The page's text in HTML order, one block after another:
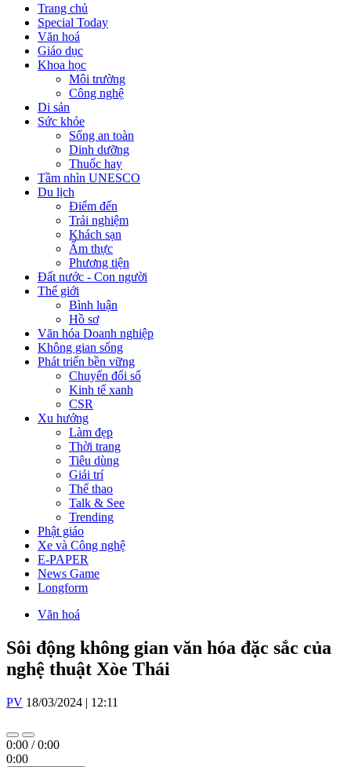
Trang chủ
Special Today
Văn hoá
Giáo dục
Khoa học
Môi trường
Công nghệ
Di sản
Sức khỏe
Sống an toàn
Dinh dưỡng
Thuốc hay
Tầm nhìn UNESCO
Du lịch
Điểm đến
Trải nghiệm
Khách sạn
Ẩm thực
Phương tiện
Đất nước - Con người
Thế giới
Bình luận
Hồ sơ
Văn hóa Doanh nghiệp
Không gian sống
Phát triển bền vững
Chuyển đổi số
Kinh tế xanh
CSR
Xu hướng
Làm đẹp
Thời trang
Tiêu dùng
Giải trí
Thể thao
Talk & See
Trending
Phật giáo
Xe và Công nghệ
E-PAPER
News Game
Longform
Văn hoá
Sôi động không gian văn hóa đặc sắc của
nghệ thuật Xòe Thái
PV 18/03/2024 | 12:11
0:00 /0:00
0:00